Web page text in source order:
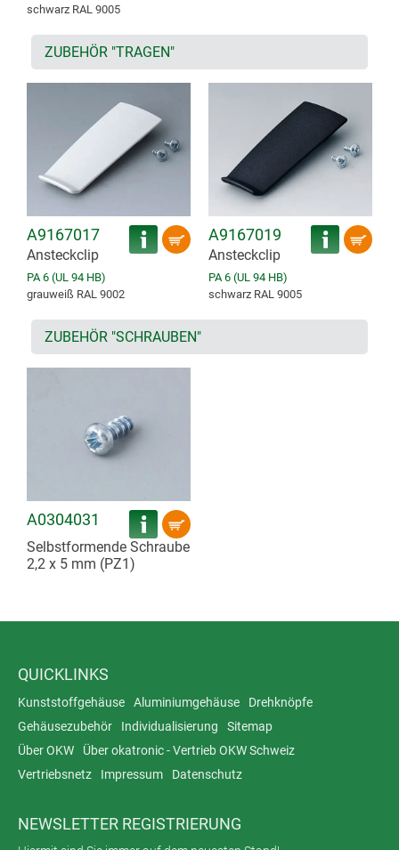
schwarz RAL 9005
ZUBEHÖR "TRAGEN"
A9167017
Ansteckclip
PA 6 (UL 94 HB)
grauweiß RAL 9002
A9167019
Ansteckclip
PA 6 (UL 94 HB)
schwarz RAL 9005
ZUBEHÖR "SCHRAUBEN"
A0304031
Selbstformende Schraube
2,2 x 5 mm (PZ1)
QUICKLINKS
Kunststoffgehäuse Aluminiumgehäuse
Drehknöpfe
Gehäusezubehör
Individualisierung
Sitemap
Über OKW
Über okatronic - Vertrieb OKW Schweiz
Vertriebsnetz
Impressum Datenschutz
NEWSLETTER REGISTRIERUNG